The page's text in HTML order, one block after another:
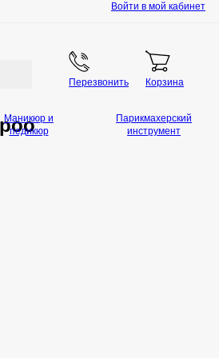
Войти в мой кабинет
Перезвонить Корзина
Маникюр и
педикюр
Парикмахерский
инструмент